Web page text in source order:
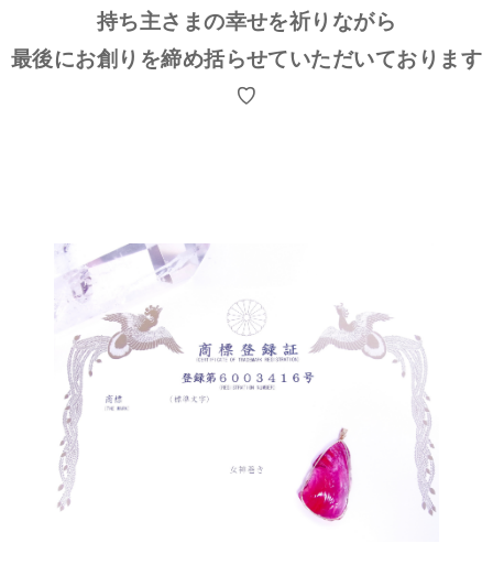
持ち主さまの幸せを祈りながら
最後にお創りを締め括らせていただいております
♡